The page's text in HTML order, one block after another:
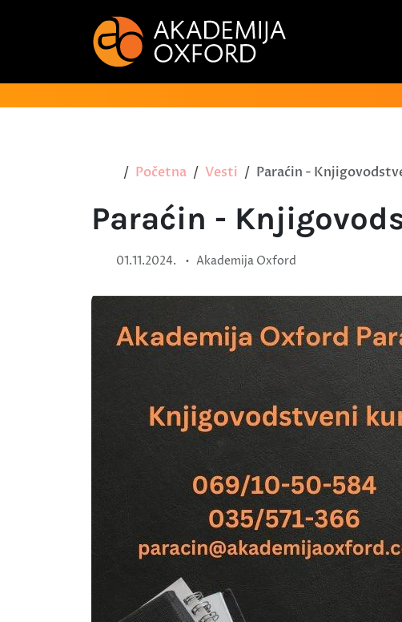
Početna Vesti Paraćin -
Paraćin -
01.11.2024. • Akademija Oxford